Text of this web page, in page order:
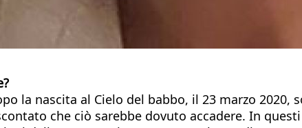
la nascita al Cielo del babbo, il 23 marzo 2020,
che ciò sarebbe dovuto accadere. In